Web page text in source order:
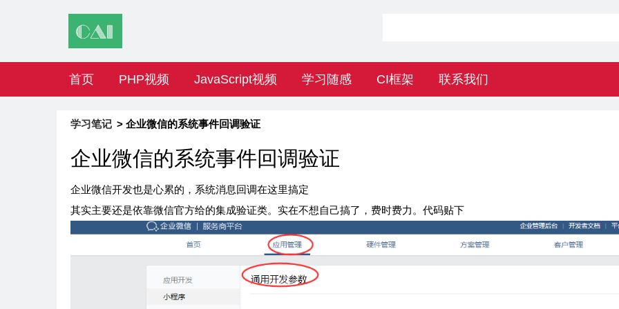
首页 PHP视频 JavaScript视频 学习随感 CI框架 联系我们
学习笔记 > 企业微信的系统事件回调验证
企业微信的系统事件回调验证
企业微信开发也是心累的，系统消息回调在这里搞定
其实主要还是依靠微信官方给的集成验证类。实在不想自己搞了，费时费力。代码贴下